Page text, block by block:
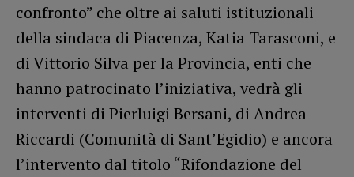
confronto” che oltre ai saluti istituzionali
della sindaca di Piacenza, Katia Tarasconi, e
di Vittorio Silva per la Provincia, enti che
hanno patrocinato l’iniziativa, vedrà gli
interventi di Pierluigi Bersani, di Andrea
Riccardi (Comunità di Sant’Egidio) e ancora
l’intervento dal titolo “Rifondazione del